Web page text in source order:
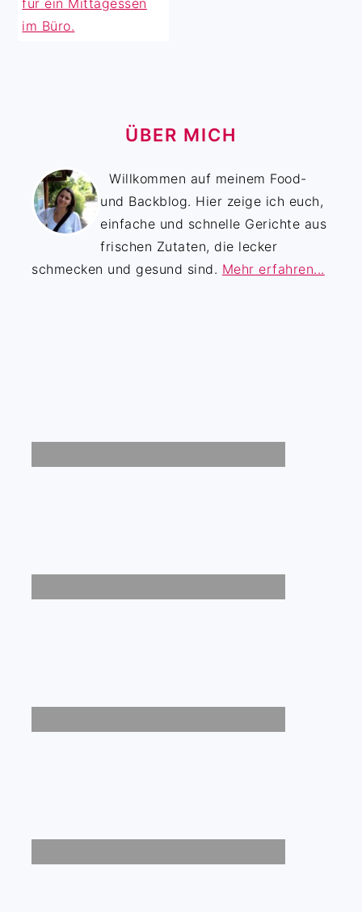
ÜBER MICH
Willkommen auf meinem Food-
und Backblog. Hier zeige ich euch,
einfache und schnelle Gerichte aus
frischen Zutaten, die lecker
schmecken und gesund sind. Mehr erfahren...